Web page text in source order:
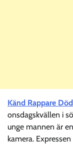
Känd Rappare Död
onsdagskvällen i
unge mannen är
kamera.